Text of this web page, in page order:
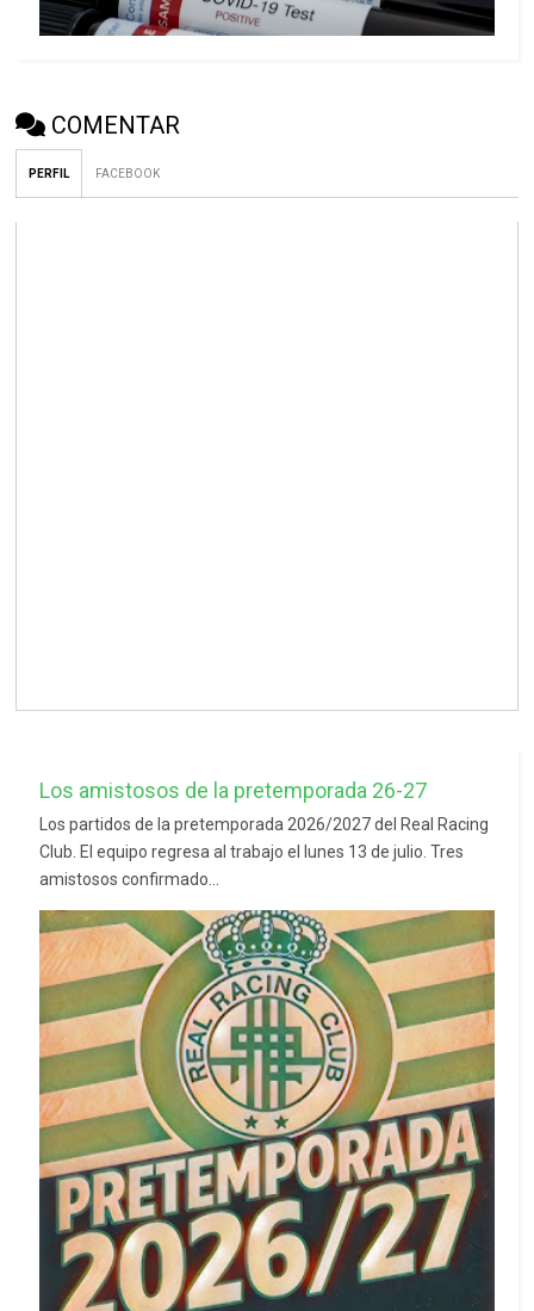
COMENTAR
PERFIL FACEBOOK
Los amistosos de la pretemporada 26-27
Los partidos de la pretemporada 2026/2027 del Real Racing
Club. El equipo regresa al trabajo el lunes 13 de julio. Tres
amistosos confirmado...